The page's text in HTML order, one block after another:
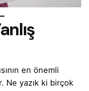
en önemli
Ne yazık ki birçok